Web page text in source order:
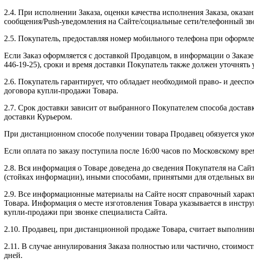
2.4. При исполнении Заказа, оценки качества исполнения Заказа,
сообщения/Push-уведомления на Сайте/социальные сети/телефонный
2.5. Покупатель, предоставляя номер мобильного телефона при
Если Заказ оформляется с доставкой Продавцом, в информации о
446-19-25), сроки и время доставки Покупатель также должен уточнять
2.6. Покупатель гарантирует, что обладает необходимой право- и
договора купли-продажи Товара.
2.7. Срок доставки зависит от выбранного Покупателем способа
доставки Курьером.
При дистанционном способе получении товара Продавец обязуется
Если оплата по заказу поступила после 16:00 часов по Московскому
2.8. Вся информация о Товаре доведена до сведения Покупателя на
(стойках информации), иными способами, принятыми для отдельных
2.9. Все информационные материалы на Сайте носят справочный
Товара. Информация о месте изготовления Товара указывается в
купли-продажи при звонке специалиста Сайта.
2.10. Продавец, при дистанционной продаже Товара, считает
2.11. В случае аннулирования Заказа полностью или частично,
дней.